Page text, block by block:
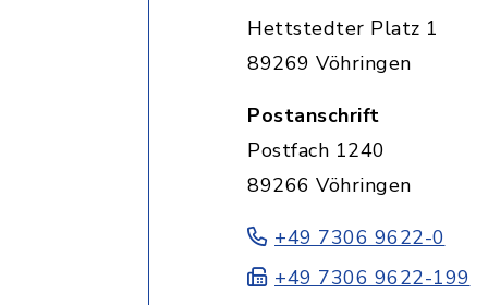
Hettstedter Platz 1
89269 Vöhringen
Postanschrift
Postfach 1240
89266 Vöhringen
+49 7306 9622-0
+49 7306 9622-199